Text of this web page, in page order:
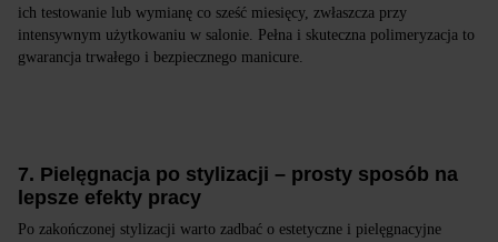
ich testowanie lub wymianę co sześć miesięcy, zwłaszcza przy
intensywnym użytkowaniu w salonie. Pełna i skuteczna polimeryzacja to
gwarancja trwałego i bezpiecznego manicure.
7. Pielęgnacja po stylizacji – prosty sposób na
lepsze efekty pracy
Po zakończonej stylizacji warto zadbać o estetyczne i pielęgnacyjne